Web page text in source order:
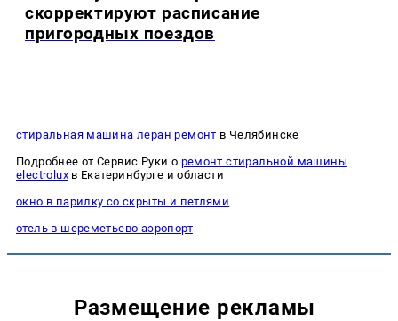
скорректируют расписание
пригородных поездов
стиральная машина леран ремонт в Челябинске
Подробнее от Сервис Руки о ремонт стиральной машины
electroluxв Екатеринбурге и области
окно в парилку со скрыты и петлями
отель в шереметьево аэропорт
Размещение рекламы